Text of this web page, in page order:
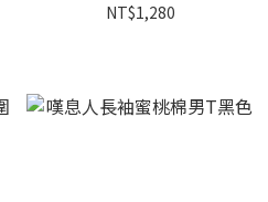
NT$1,280